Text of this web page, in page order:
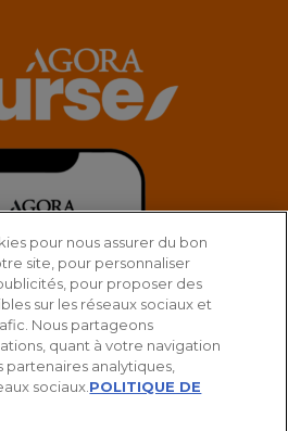
pour nous assurer du bon
site, pour personnaliser
pour proposer des
sur les réseaux sociaux et
Nous partageons
quant à votre navigation
partenaires analytiques,
sociaux. POLITIQUE DE